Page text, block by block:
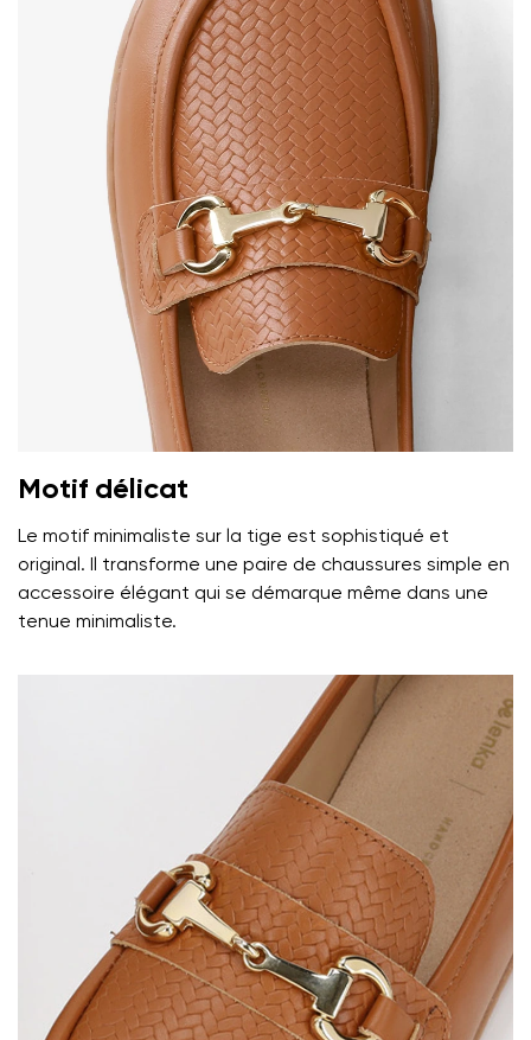
Choisissez le pays de livraison
Choisissez la langue
Motif délicat
Le motif minimaliste sur la tige est sophistiqué et
original. Il transforme une paire de chaussures simple en
accessoire élégant qui se démarque même dans une
tenue minimaliste.
Votre prénom et nom
Commentaire écrit
Évaluation